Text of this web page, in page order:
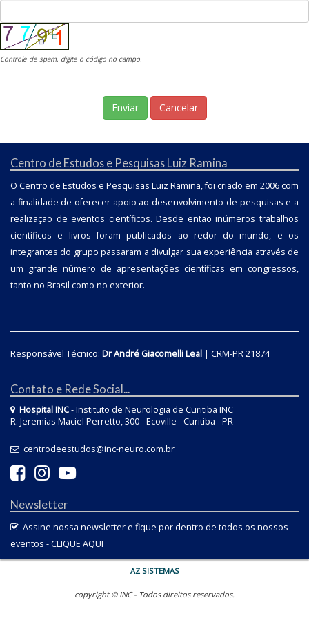
Controle de spam, digite o código no campo.
Enviar Cancelar
Centro de Estudos e Pesquisas Luiz Ramina
O Centro de Estudos e Pesquisas Luiz Ramina, foi criado em 2006 com
a finalidade de oferecer apoio ao desenvolvimento de pesquisas e a
realização de eventos científicos. Desde então inúmeros trabalhos
científicos e livros foram publicados ao redor do mundo, e os
integrantes do grupo passaram a divulgar sua experiência através de
um grande número de apresentações científicas em congressos,
tanto no Brasil como no exterior.
Responsável Técnico: Dr André Giacomelli Leal | CRM-PR 21874
Contato e Rede Social...
Hospital INC- Instituto de Neurologia de Curitiba INC
R. Jeremias Maciel Perretto, 300 - Ecoville - Curitiba - PR
centrodeestudos@inc-neuro.com.br
Newsletter
Assine nossa newsletter e fique por dentro de todos os nossos
eventos -CLIQUE AQUI
AZ SISTEMAS
copyright © INC - Todos direitos reservados.